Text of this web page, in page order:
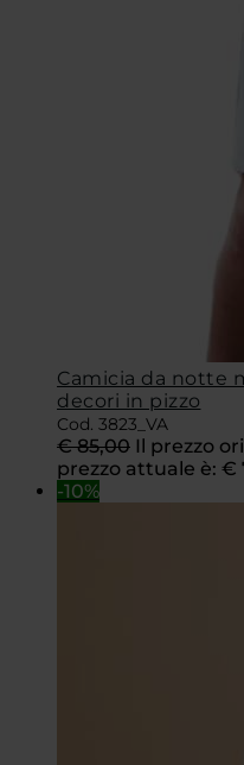
Camicia da notte
decori in pizzo
Cod. 3823_VA
€85,00 Il prezzo
prezzo attuale è: €
-10%